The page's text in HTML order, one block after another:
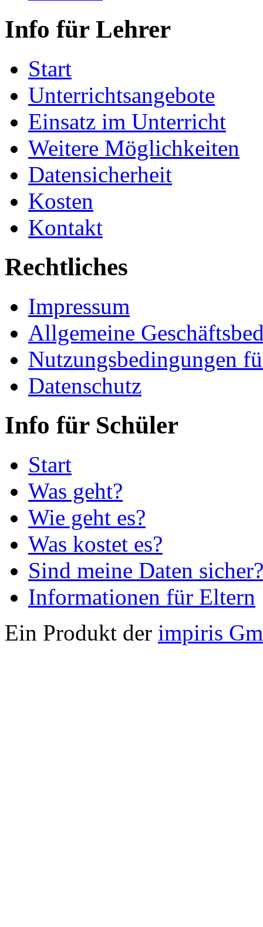
Info für Lehrer
Start
Unterrichtsangebote
Einsatz im Unterricht
Weitere Möglichkeiten
Datensicherheit
Kosten
Kontakt
Rechtliches
Impressum
Allgemeine
Nutzungsbedingungen
Datenschutz
Info für Schüler
Start
Was geht?
Wie geht es?
Was kostet es?
Sind meine Daten sicher?
Informationen für Eltern
Ein Produkt der impiris